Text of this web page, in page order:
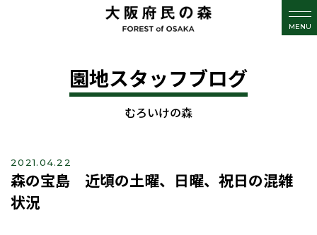
MENU
園地スタッフブログ
むろいけの森
2021.04.22
森の宝島 近頃の土曜、日曜、祝日の混雑
状況